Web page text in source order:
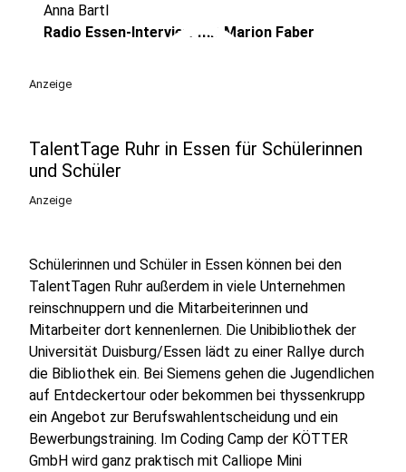
play_circle
Anna Bartl
Radio Essen-Interview mit Marion Faber
Anzeige
TalentTage Ruhr in Essen für Schülerinnen
und Schüler
Anzeige
Schülerinnen und Schüler in Essen können bei den
TalentTagen Ruhr außerdem in viele Unternehmen
reinschnuppern und die Mitarbeiterinnen und
Mitarbeiter dort kennenlernen. Die Unibibliothek der
Universität Duisburg/Essen lädt zu einer Rallye durch
die Bibliothek ein. Bei Siemens gehen die Jugendlichen
auf Entdeckertour oder bekommen bei thyssenkrupp
ein Angebot zur Berufswahlentscheidung und ein
Bewerbungstraining. Im Coding Camp der KÖTTER
GmbH wird ganz praktisch mit Calliope Mini